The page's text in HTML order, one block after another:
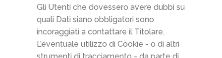
Gli Utenti che dovessero avere dubbi su
quali Dati siano obbligatori sono
incoraggiati a contattare il Titolare.
L’eventuale utilizzo di Cookie - o di altri